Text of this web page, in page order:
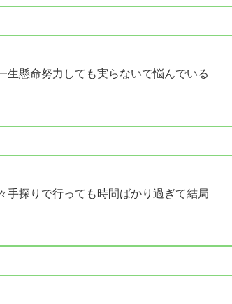
生懸命努力しても実らないで悩んでいる
手探りで行っても時間ばかり過ぎて結局